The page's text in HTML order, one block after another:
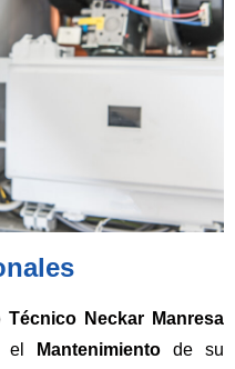
Técnico Neckar Manresa
el Mantenimientode su